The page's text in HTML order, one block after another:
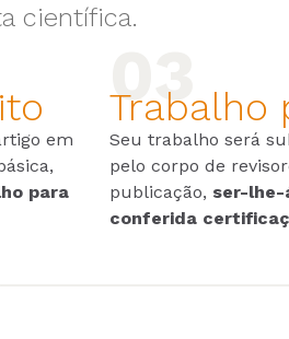
científica.
em
para
Trabalho
Seu trabalho será
pelo corpo de
publicação, ser-lhe-
conferida